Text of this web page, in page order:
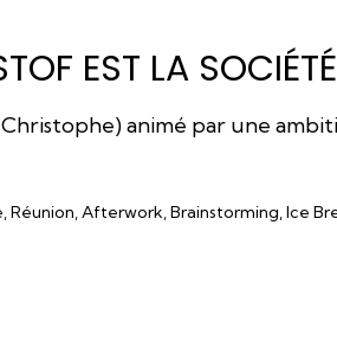
EST LA
animé par une
Réunion, Afterwork, Brainstorming, Ice